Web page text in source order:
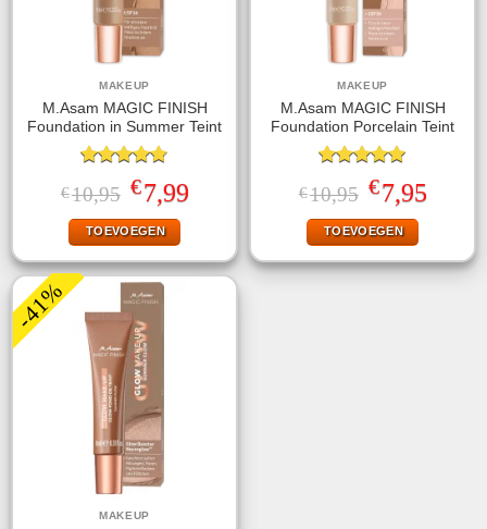
MAKEUP
M.Asam MAGIC FINISH
Foundation in Summer Teint
Gewaardeerd
4.75uit 5
€10,95 Oorspronkelijke
prijs
was:
€10,95.
€7,99Huidige
prijs
TOEVOEGEN
MAKEUP
M.Asam MAGIC FINISH
Foundation Porcelain Teint
Gewaardeerd
5.00uit 5
€10,95 Oorspronkelijke
prijs
was:
€10,95.
€7,95Huidige
prijs
TOEVOEGEN
-41%
MAKEUP